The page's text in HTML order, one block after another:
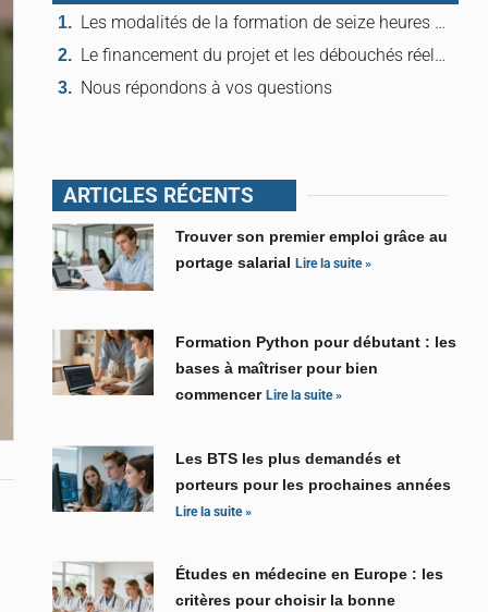
Les modalités de la formation de seize heures pour les métiers funéraires
Le financement du projet et les débouchés réels dans le secteur du deuil
Nous répondons à vos questions
ARTICLES RÉCENTS
Trouver son premier emploi grâce au
portage salarialLire la suite »
Formation Python pour débutant : les
bases à maîtriser pour bien
commencerLire la suite »
Les BTS les plus demandés et
porteurs pour les prochaines années
Lire la suite »
Études en médecine en Europe : les
critères pour choisir la bonne